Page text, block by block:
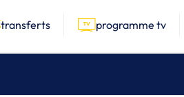
transferts programme tv